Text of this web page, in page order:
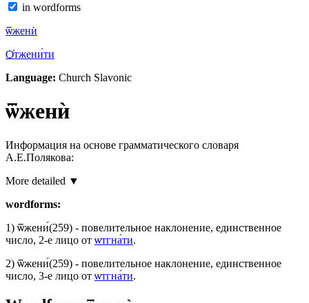
in wordforms
ѿженѝ
Ѻ҆тжени́ти
Language: Church Slavonic
ѿженѝ
Информация на основе грамматического словаря
А.Е.Полякова:
More detailed ▼
wordforms:
1) ѿжени́(259) - повелительное наклонение, единственное
число, 2-е лицо от ѡтгна́ти.
2) ѿжени́(259) - повелительное наклонение, единственное
число, 3-е лицо от ѡтгна́ти.